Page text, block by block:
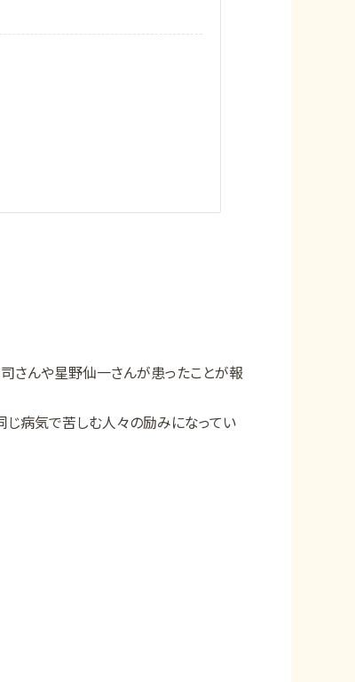
さんや星野仙一さんが患ったことが報
じ病気で苦しむ人々の励みになってい